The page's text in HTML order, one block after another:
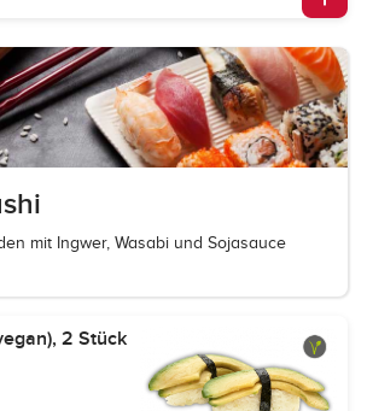
mit Ingwer, Wasabi und Sojasauce
2 Stück